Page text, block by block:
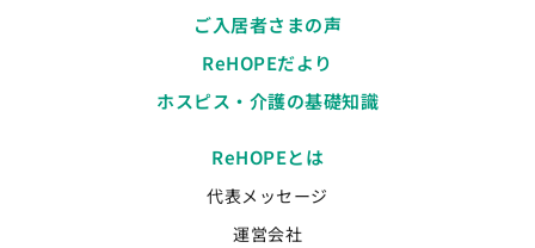
ご入居者さまの声
ReHOPEだより
ホスピス・介護の基礎知識
ReHOPEとは
代表メッセージ
運営会社